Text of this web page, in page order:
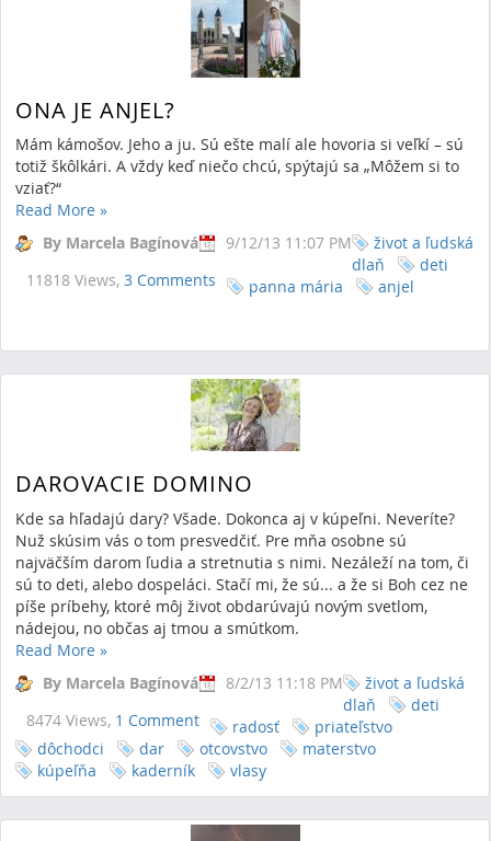
ONA JE ANJEL?
Mám kámošov. Jeho a ju. Sú ešte malí ale hovoria si veľkí – sú
totiž škôlkári. A vždy keď niečo chcú, spýtajú sa „Môžem si to
vziať?“
Read More »
By Marcela Bagínová
9/12/13 11:07 PM
11818 Views, 3 Comments
život a ľudská
dlaň
deti
panna mária
anjel
DAROVACIE DOMINO
Kde sa hľadajú dary? Všade. Dokonca aj v kúpeľni. Neveríte?
Nuž skúsim vás o tom presvedčiť. Pre mňa osobne sú
najväčším darom ľudia a stretnutia s nimi. Nezáleží na tom, či
sú to deti, alebo dospeláci. Stačí mi, že sú... a že si Boh cez ne
píše príbehy, ktoré môj život obdarúvajú novým svetlom,
nádejou, no občas aj tmou a smútkom.
Read More »
By Marcela Bagínová
8/2/13 11:18 PM
8474 Views, 1 Comment
život a ľudská
dlaň
deti
radosť
priateľstvo
dôchodci
dar otcovstvo
materstvo
kúpeľňa
kaderník vlasy